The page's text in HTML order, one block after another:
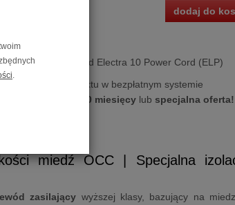
dodaj do
zasilający Wireworld Electra 10 Power Cord (ELP)
zakupu produktu w bezpłatnym systemie
10 lub 20 miesięcy lub specjalna oferta!
miedź OCC | Specjalna
zasilający wyższej klasy, bazujący na